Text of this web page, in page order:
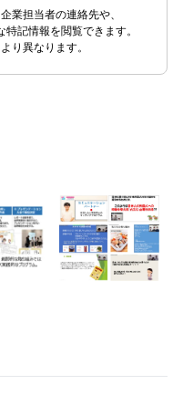
業担当者の連絡先や、
記情報を閲覧できます。
り異なります。